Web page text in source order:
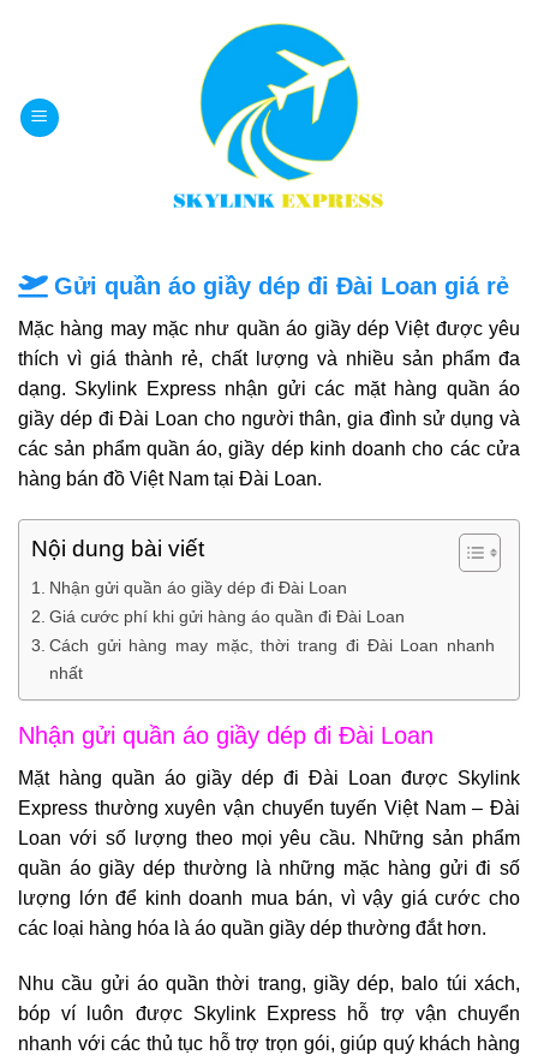
dung
Gửi quần áo giầy dép đi Đài Loan giá rẻ
Mặc hàng may mặc như quần áo giầy dép Việt được yêu
thích vì giá thành rẻ, chất lượng và nhiều sản phẩm đa
dạng. Skylink Express nhận gửi các mặt hàng quần áo
giầy dép đi Đài Loan cho người thân, gia đình sử dụng và
các sản phẩm quần áo, giầy dép kinh doanh cho các cửa
hàng bán đồ Việt Nam tại Đài Loan.
Nội dung bài viết
Nhận gửi quần áo giầy dép đi Đài Loan
Giá cước phí khi gửi hàng áo quần đi Đài Loan
Cách gửi hàng may mặc, thời trang đi Đài Loan nhanh
nhất
Nhận gửi quần áo giầy dép đi Đài Loan
Mặt hàng quần áo giầy dép đi Đài Loan được Skylink
Express thường xuyên vận chuyển tuyến Việt Nam – Đài
Loan với số lượng theo mọi yêu cầu. Những sản phẩm
quần áo giầy dép thường là những mặc hàng gửi đi số
lượng lớn để kinh doanh mua bán, vì vậy giá cước cho
các loại hàng hóa là áo quần giầy dép thường đắt hơn.
Nhu cầu gửi áo quần thời trang, giầy dép, balo túi xách,
bóp ví luôn được Skylink Express hỗ trợ vận chuyển
nhanh với các thủ tục hỗ trợ trọn gói, giúp quý khách hàng